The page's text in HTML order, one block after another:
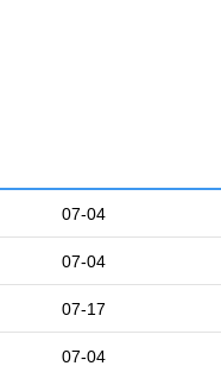
07-04
07-04
07-17
07-04